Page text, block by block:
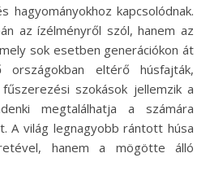
hagyományokhoz kapcsolódnak.
az ízélményről szól, hanem az
sok esetben generációkon át
országokban eltérő húsfajták,
szokások jellemzik a
megtalálhatja a számára
A világ legnagyobb rántott húsa
hanem a mögötte álló